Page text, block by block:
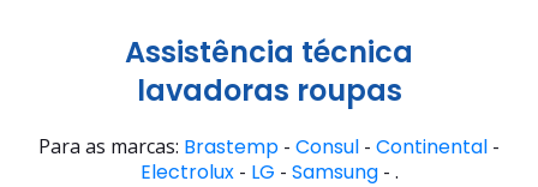
Assistência técnica
lavadoras roupas
Para as marcas: Brastemp - Consul - Continental -
Electrolux- LG - Samsung- .